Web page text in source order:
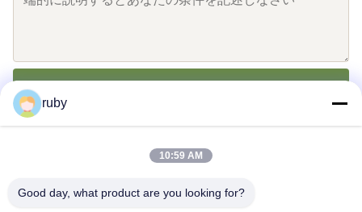
ruby
10:59 AM
Good day, what product are you looking for?